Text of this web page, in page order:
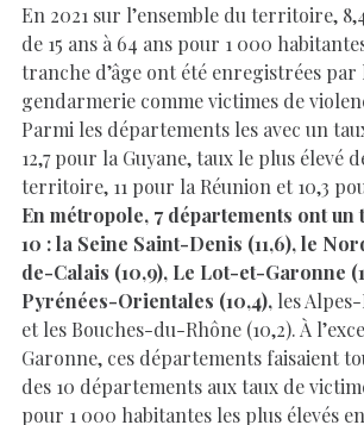
En 2021 sur l’ensemble du territoire,
de 15 ans à 64 ans pour 1 000
tranche d’âge ont été enregistrées par
gendarmerie comme victimes de
Parmi les départements les avec un
12,7 pour la Guyane, taux le plus élevé
territoire, 11 pour la Réunion et 10,3
En métropole, 7 départements ont un
10 : la Seine Saint-Denis (11,6), le
de-Calais (10,9), Le Lot-et-Garonne
Pyrénées-Orientales (10,4), les
et les Bouches-du-Rhône (10,2). À
Garonne, ces départements faisaient
des 10 départements aux taux de
pour 1 000 habitantes les plus élevés